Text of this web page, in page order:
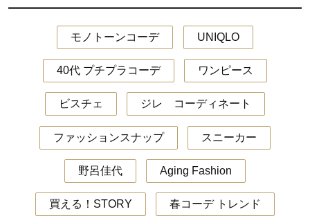
モノトーンコーデ UNIQLO
40代 プチプラコーデ ワンピース
ビスチェ ジレ コーディネート
ファッションスナップ スニーカー
野呂佳代 Aging Fashion
買える！STORY 春コーデ トレンド